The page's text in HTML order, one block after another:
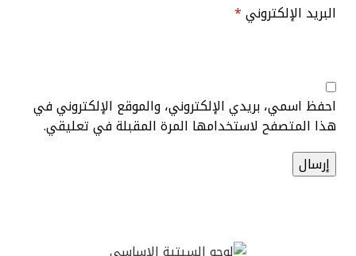
البريد الإلكتروني*
احفظ اسمي، بريدي الإلكتروني، والموقع الإلكتروني في
هذا المتصفح لاستخدامها المرة المقبلة في تعليقي.